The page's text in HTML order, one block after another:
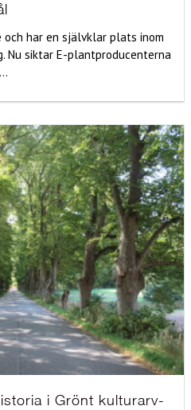
har en självklar plats inom
Nu siktar E-plantproducenterna
i Grönt kulturarv-